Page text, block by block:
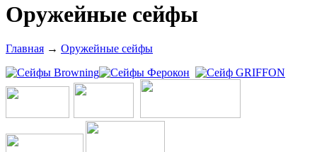
Оружейные сейфы
Главная → Оружейные сейфы